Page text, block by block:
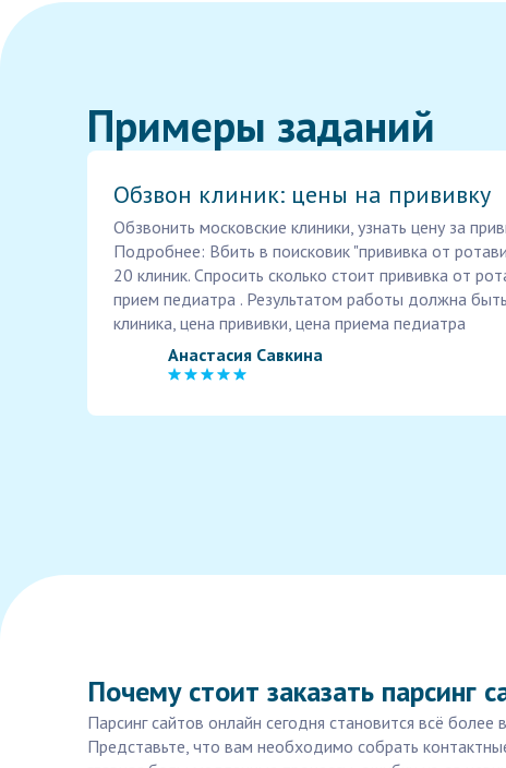
Примеры заданий
Обзвон клиник: цены на прививку
Обзвонить московские клиники, узнать цену за
Подробнее: Вбить в поисковик "прививка от
20 клиник. Спросить сколько стоит прививка от
прием педиатра . Результатом работы должна
клиника, цена прививки, цена приема педиатра
Анастасия Савкина
Почему стоит заказать парсинг
Парсинг сайтов онлайн сегодня становится всё
Представьте, что вам необходимо собрать